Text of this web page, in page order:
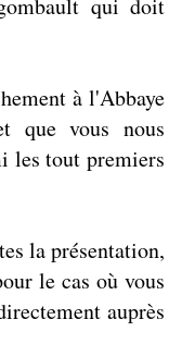
qui doit
à l'Abbaye
que vous nous
les tout premiers
la présentation,
le cas où vous
auprès